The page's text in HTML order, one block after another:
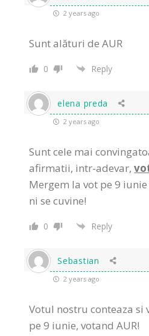
2 years ago
Sunt alături de AUR
0 Reply
elena preda
2 years ago
Sunt cele mai
afirmatii, intr-adevar,
Mergem la vot pe 9 iunie
ni se cuvine!
0 Reply
Sebastian
2 years ago
Votul nostru conteaza si
pe 9 iunie, votand AUR!